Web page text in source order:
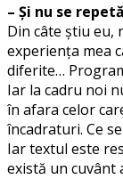
– Și nu se
Din câte știu eu,
experiența mea
diferite…
Iar la cadru noi
în afara celor
încadraturi. Ce
Iar textul este
există un cuvânt